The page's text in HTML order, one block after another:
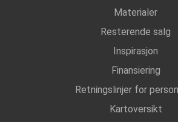
Materialer
Resterende salg
Inspirasjon
Finansiering
Retningslinjer for
Kartoversikt